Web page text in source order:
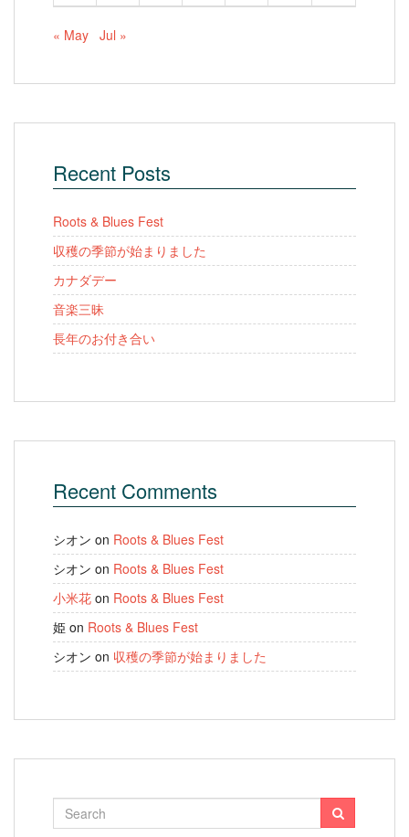
« May Jul »
Recent Posts
Roots & Blues Fest
収穫の季節が始まりました
カナダデー
音楽三昧
長年のお付き合い
Recent Comments
シオン on Roots & Blues Fest
シオン on Roots & Blues Fest
小米花 on Roots & Blues Fest
姫 on Roots & Blues Fest
シオン on 収穫の季節が始まりました